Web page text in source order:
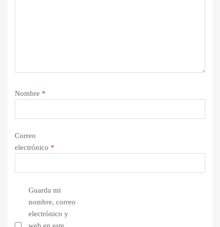
Nombre *
Correo
electrónico *
Guarda mi
nombre, correo
electrónico y